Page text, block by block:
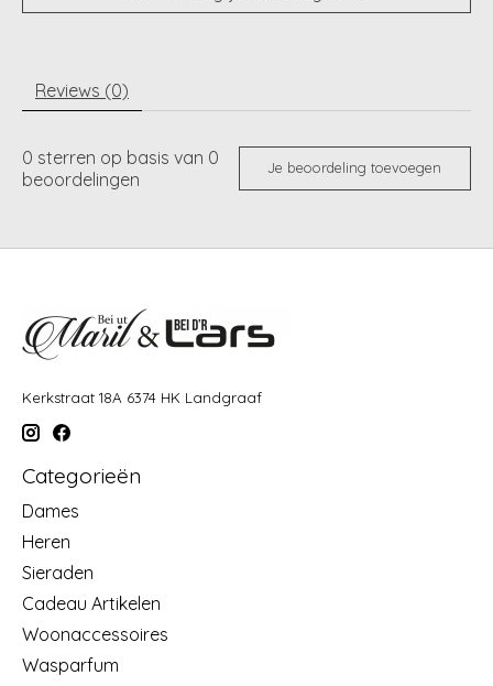
Reviews (0)
0 sterren op basis van 0
beoordelingen
Je beoordeling toevoegen
Kerkstraat 18A 6374 HK Landgraaf
Categorieën
Dames
Heren
Sieraden
Cadeau Artikelen
Woonaccessoires
Wasparfum